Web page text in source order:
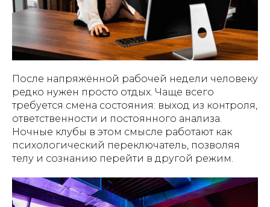
После напряжённой рабочей недели человеку
редко нужен просто отдых. Чаще всего
требуется смена состояния: выход из контроля,
ответственности и постоянного анализа.
Ночные клубы в этом смысле работают как
психологический переключатель, позволяя
телу и сознанию перейти в другой режим.